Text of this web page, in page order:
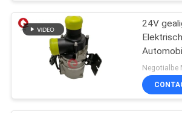
SITEMAP
PRIVACYBELEID
Motor
24V
Negotialbe